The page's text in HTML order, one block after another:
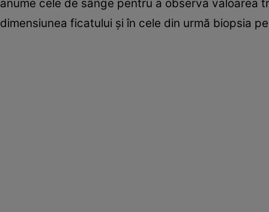
anume cele de sânge pentru a observa valoarea
dimensiunea ficatului şi în cele din urmă biopsia